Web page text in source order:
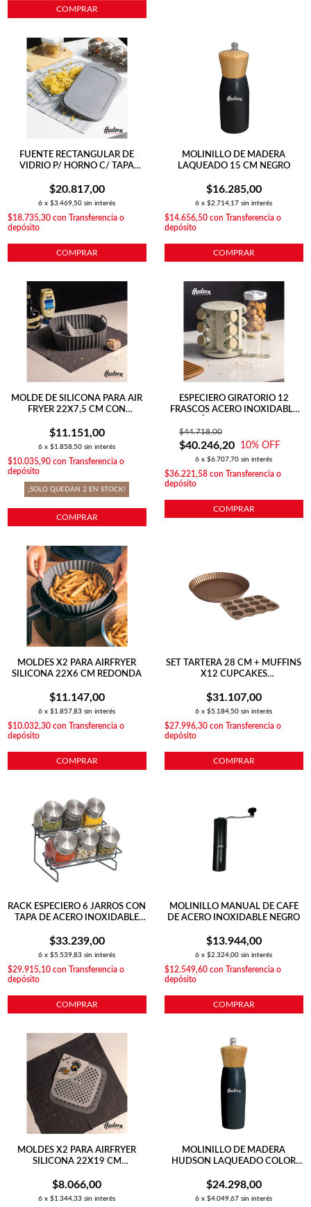
COMPRAR
FUENTE RECTANGULAR DE
VIDRIO P/ HORNO C/ TAPA
$20.817,00
6 x$3.469,50 sin interés
$18.735,30con Transferencia o
depósito
COMPRAR
MOLINILLO DE MADERA
LAQUEADO 15 CM NEGRO
$16.285,00
6 x$2.714,17 sin interés
$14.656,50con Transferencia o
depósito
COMPRAR
MOLDE DE SILICONA PARA AIR
FRYER 22X7,5 CM CON
$11.151,00
6 x$1.858,50 sin interés
$10.035,90con Transferencia o
depósito
¡SOLO QUEDAN2 EN STOCK!
COMPRAR
ESPECIERO GIRATORIO 12
FRASCOS ACERO INOXIDABLE
$40.246,20
$44.718,00
10% OFF
6 x$6.707,70 sin interés
$36.221,58con Transferencia o
depósito
COMPRAR
MOLDES X2 PARA AIRFRYER
SILICONA 22X6 CM REDONDA
$11.147,00
6 x$1.857,83 sin interés
$10.032,30con Transferencia o
depósito
COMPRAR
SET TARTERA 28 CM + MUFFINS
X12 CUPCAKES
$31.107,00
6 x$5.184,50 sin interés
$27.996,30con Transferencia o
depósito
COMPRAR
RACK ESPECIERO 6 JARROS CON
TAPA DE ACERO INOXIDABLE
$33.239,00
6 x$5.539,83 sin interés
$29.915,10con Transferencia o
depósito
COMPRAR
MOLINILLO MANUAL DE CAFÉ
DE ACERO INOXIDABLE NEGRO
$13.944,00
6 x$2.324,00 sin interés
$12.549,60con Transferencia o
depósito
COMPRAR
MOLDES X2 PARA AIRFRYER
SILICONA 22X19 CM
$8.066,00
6 x$1.344,33 sin interés
MOLINILLO DE MADERA
HUDSON LAQUEADO COLOR
$24.298,00
6 x$4.049,67 sin interés